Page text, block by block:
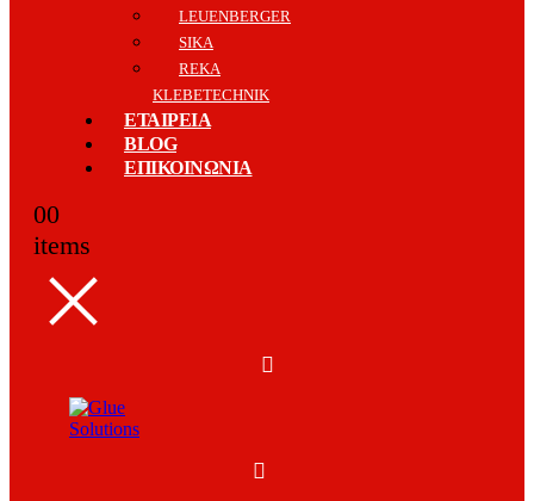
LEUENBERGER
SIKA
REKA
KLEBETECHNIK
ΕΤΑΙΡΕΙΑ
BLOG
ΕΠΙΚΟΙΝΩΝΙΑ
00
items